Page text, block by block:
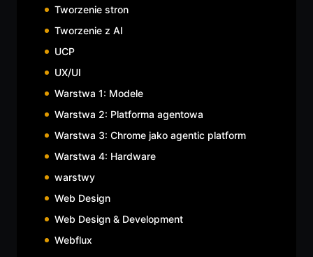
Tworzenie stron
Tworzenie z AI
UCP
UX/UI
Warstwa 1: Modele
Warstwa 2: Platforma agentowa
Warstwa 3: Chrome jako agentic platform
Warstwa 4: Hardware
warstwy
Web Design
Web Design & Development
Webflux